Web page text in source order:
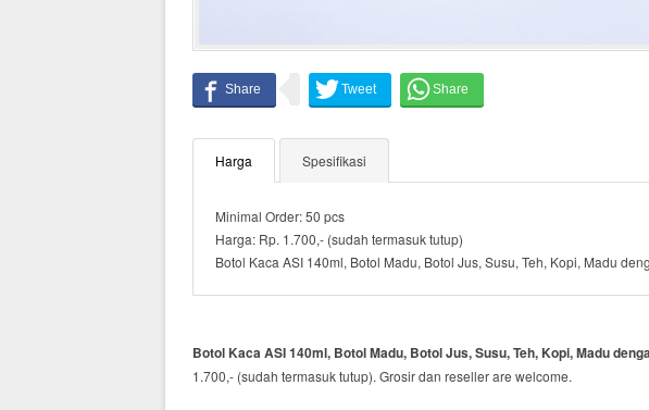
Harga Spesifikasi
Minimal Order: 50 pcs
Harga: Rp. 1.700,- (sudah termasuk tutup)
Botol Kaca ASI 140ml, Botol Madu, Botol Jus, Susu, Teh, Kopi, Madu
Botol Kaca ASI 140ml, Botol Madu, Botol Jus, Susu, Teh, Kopi, Madu
1.700,- (sudah termasuk tutup). Grosir dan reseller are welcome.